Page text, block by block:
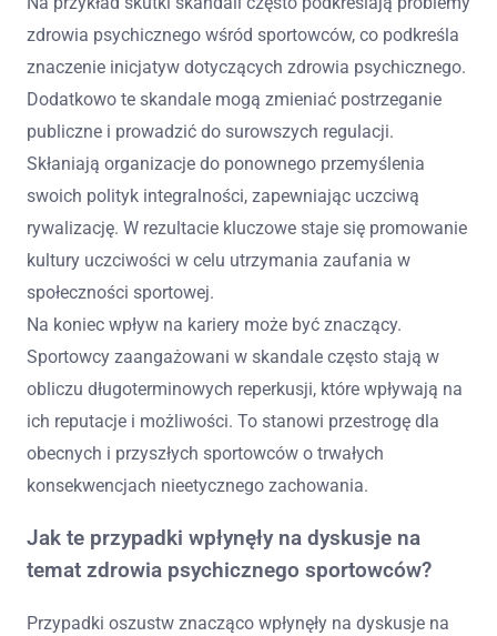
zdrowia psychicznego wśród sportowców, co podkreśla
znaczenie inicjatyw dotyczących zdrowia psychicznego.
Dodatkowo te skandale mogą zmieniać postrzeganie
publiczne i prowadzić do surowszych regulacji.
Skłaniają organizacje do ponownego przemyślenia
swoich polityk integralności, zapewniając uczciwą
rywalizację. W rezultacie kluczowe staje się promowanie
kultury uczciwości w celu utrzymania zaufania w
społeczności sportowej.
Na koniec wpływ na kariery może być znaczący.
Sportowcy zaangażowani w skandale często stają w
obliczu długoterminowych reperkusji, które wpływają na
ich reputacje i możliwości. To stanowi przestrogę dla
obecnych i przyszłych sportowców o trwałych
konsekwencjach nieetycznego zachowania.
Jak te przypadki wpłynęły na dyskusje na
temat zdrowia psychicznego sportowców?
Przypadki oszustw znacząco wpłynęły na dyskusje na